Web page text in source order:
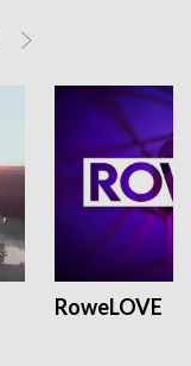
RoweLOVE